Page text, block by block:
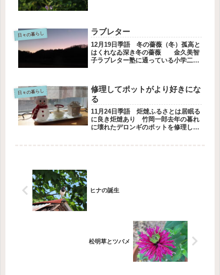
のですが、ここ二年くらいさぼって
い...
日々の暮らし ラブレター
12月19日季語 冬の薔薇（冬）孤高と
はくれなゐ深き冬の薔薇 金久美智
子ラブレター塾に通っている小学二年
筆で書かれていました。宿題はとって
もむずかしいです．．．最後の文は...
日々の暮らし
修理してポットがより好きにな
る
11月24日季語 炬燵ふるさとは居眠る
に良き炬燵あり 竹岡一郎去年の暮れ
に壊れたデロンギのポットを修理しま
ヒナの誕生
松明草とツバメ